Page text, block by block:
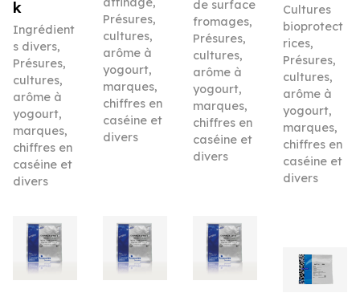
k
Ingrédient
s divers,
Présures,
cultures,
arôme à
yogourt,
marques,
chiffres en
caséine et
divers
Présures,
cultures,
arôme à
yogourt,
marques,
chiffres en
caséine et
divers
de surface
fromages,
Présures,
cultures,
arôme à
yogourt,
marques,
chiffres en
caséine et
divers
Cultures
bioprotect
rices,
Présures,
cultures,
arôme à
yogourt,
marques,
chiffres en
caséine et
divers